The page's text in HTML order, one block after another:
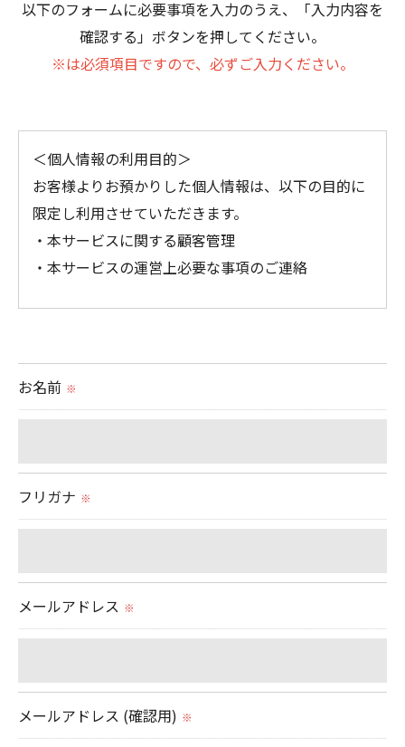
以下のフォームに必要事項を入力のうえ、「入力内容を
確認する」ボタンを押してください。
※は必須項目ですので、必ずご入力ください。
＜個人情報の利用目的＞
お客様よりお預かりした個人情報は、以下の目的に
限定し利用させていただきます。
・本サービスに関する顧客管理
・本サービスの運営上必要な事項のご連絡
られた場合を除き、
お名前 ※
フリガナ ※
メールアドレス ※
メールアドレス (確認用) ※